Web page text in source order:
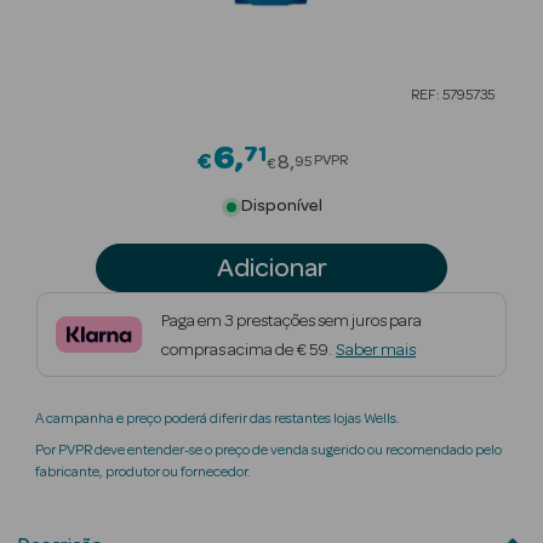
Beauty Season
Maquilhagem
Beauty Season
Perfumes
REF: 5795735
€6 71Price reduced from
€8 95 PVPR
Disponível
Adicionar
Paga em 3 prestações sem juros para
compras acima de € 59. Saber mais
A campanha e preço poderá diferir das restantes lojas Wells.
Por PVPR deve entender-se o preço de venda sugerido ou recomendado pelo
fabricante, produtor ou fornecedor.